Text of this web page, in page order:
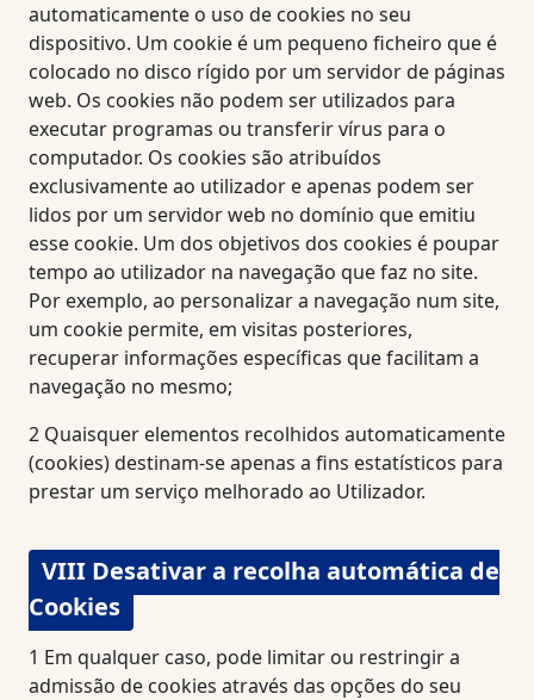
automaticamente o uso de cookies no seu
dispositivo. Um cookie é um pequeno ficheiro que é
colocado no disco rígido por um servidor de páginas
web. Os cookies não podem ser utilizados para
executar programas ou transferir vírus para o
computador. Os cookies são atribuídos
exclusivamente ao utilizador e apenas podem ser
lidos por um servidor web no domínio que emitiu
esse cookie. Um dos objetivos dos cookies é poupar
tempo ao utilizador na navegação que faz no site.
Por exemplo, ao personalizar a navegação num site,
um cookie permite, em visitas posteriores,
recuperar informações específicas que facilitam a
navegação no mesmo;
2 Quaisquer elementos recolhidos automaticamente
(cookies) destinam-se apenas a fins estatísticos para
prestar um serviço melhorado ao Utilizador.
VIII Desativar a recolha automática de
Cookies
1 Em qualquer caso, pode limitar ou restringir a
admissão de cookies através das opções do seu